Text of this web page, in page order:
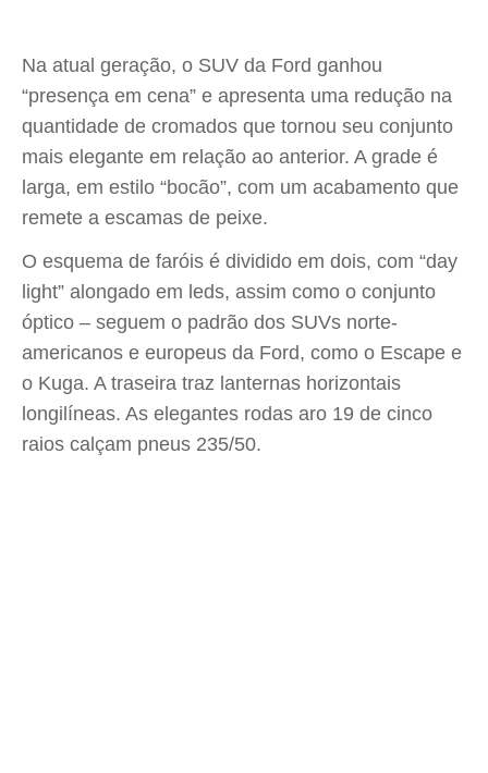
Na atual geração, o SUV da Ford ganhou
“presença em cena” e apresenta uma redução na
quantidade de cromados que tornou seu conjunto
mais elegante em relação ao anterior. A grade é
larga, em estilo “bocão”, com um acabamento que
remete a escamas de peixe.
O esquema de faróis é dividido em dois, com “day
light” alongado em leds, assim como o conjunto
óptico – seguem o padrão dos SUVs norte-
americanos e europeus da Ford, como o Escape e
o Kuga. A traseira traz lanternas horizontais
longilíneas. As elegantes rodas aro 19 de cinco
raios calçam pneus 235/50.